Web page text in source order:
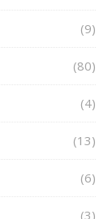
(9)
(80)
(4)
(13)
(6)
(3)